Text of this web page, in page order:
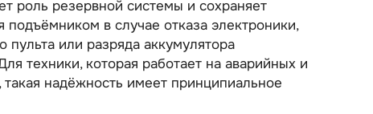
роль резервной системы и сохраняет
подъёмником в случае отказа электроники,
или разряда аккумулятора
техники, которая работает на аварийных и
такая надёжность имеет принципиальное